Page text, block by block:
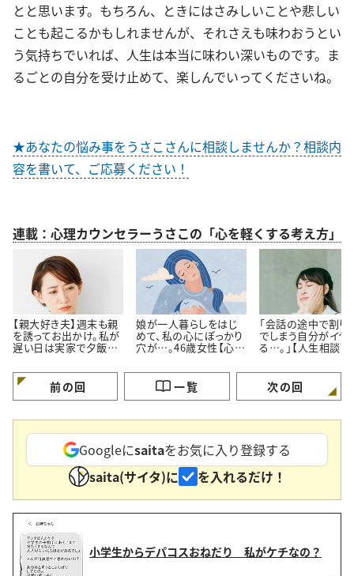
とと思います。もちろん、ときにはさみしいことや悲しい
ことも起こるかもしれませんが、それさえも味わおうとい
う気持ちでいれば、人生は本当に味わい深いものです。ま
るごとの自分を受け止めて、楽しんでいってくださいね。
★あなたの悩み事をうさこさんに相談しませんか？相談内
容を書いて、ご応募ください！
連載：心理カウンセラーうさこの「心を軽くする考え方」
【親大好き夫】週末も親
を誘ってお出かけ。私が
遅い日は実家で夕飯。
なのでは…？
娘が一人暮らしをはじ
めて、私の心にぽっかり
穴が…。46歳女性【心理
談】
「会話の途中で割り
でしまう自分がイヤ
る…。」【人生相談】
前の回 一覧 次の回
Googleにsaitaをお気に入り登録する
saita(サイタ)に
を入れるだけ！
小学生からデパコスおねだり 私がケチなの？